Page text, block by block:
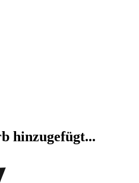
hinzugefügt...